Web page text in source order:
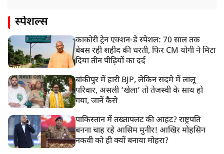
स्पेशल्स
काकोरी ट्रेन एक्शन-डे स्पेशल: 70 साल तक
बेबस रही शहीद की धरती, फिर CM योगी ने मिटा
दिया तीन पीढ़ियों का दर्द
बांकीपुर में हारी BJP, लेकिन सदमे में लालू
परिवार, असली ‘खेला’ तो तेजस्वी के साथ हो
गया, जानें कैसे
पाकिस्तान में तख्तापलट की आहट? राष्ट्रपति
बनना चाह रहे आसिम मुनीर! आखिर मोहसिन
नकवी को ही क्यों बनाया मोहरा?